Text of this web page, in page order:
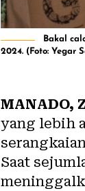
Bakal
2024. (Foto: Yegar
MANADO,
yang lebih
Saat